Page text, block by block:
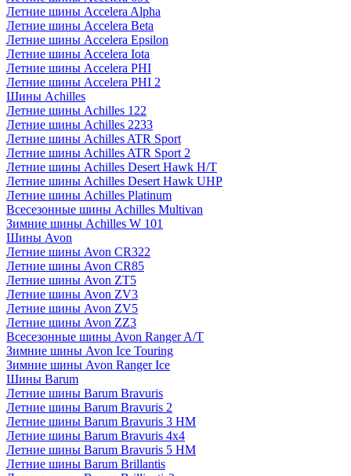
Летние шины Accelera Alpha
Летние шины Accelera Beta
Летние шины Accelera Epsilon
Летние шины Accelera Iota
Летние шины Accelera PHI
Летние шины Accelera PHI 2
Шины Achilles
Летние шины Achilles 122
Летние шины Achilles 2233
Летние шины Achilles ATR Sport
Летние шины Achilles ATR Sport 2
Летние шины Achilles Desert Hawk H/T
Летние шины Achilles Desert Hawk UHP
Летние шины Achilles Platinum
Всесезонные шины Achilles Multivan
Зимние шины Achilles W 101
Шины Avon
Летние шины Avon CR322
Летние шины Avon CR85
Летние шины Avon ZT5
Летние шины Avon ZV3
Летние шины Avon ZV5
Летние шины Avon ZZ3
Всесезонные шины Avon Ranger A/T
Зимние шины Avon Ice Touring
Зимние шины Avon Ranger Ice
Шины Barum
Летние шины Barum Bravuris
Летние шины Barum Bravuris 2
Летние шины Barum Bravuris 3 HM
Летние шины Barum Bravuris 4х4
Летние шины Barum Bravuris 5 HM
Летние шины Barum Brillantis